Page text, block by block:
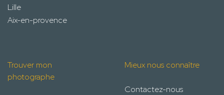
Lille
Aix-en-provence
Trouver mon
photographe
Mieux nous connaître
Contactez-nous